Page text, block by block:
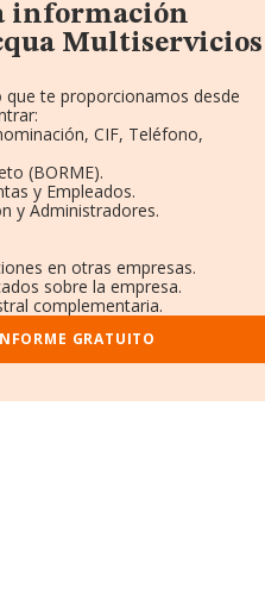
información
Multiservicios
te proporcionamos desde
CIF, Teléfono,
(BORME).
y Empleados.
y Administradores.
en otras empresas.
sobre la empresa.
complementaria.
GRATUITO